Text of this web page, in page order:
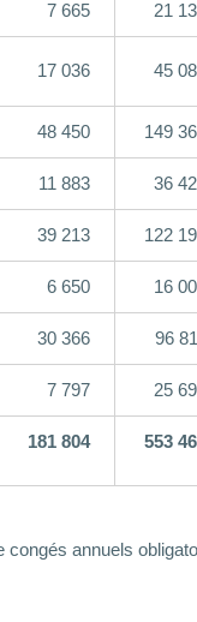
7 665 21
17 036 45
48 450 149
11 883 36
39 213 122
6 650 16
30 366 96
7 797 25
181 804 553
annuels